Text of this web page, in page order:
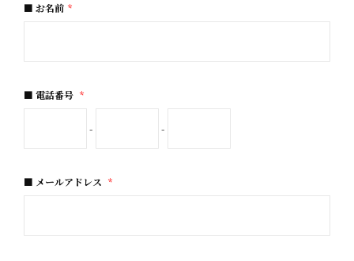
お名前 *
電話番号 *
- -
メールアドレス *